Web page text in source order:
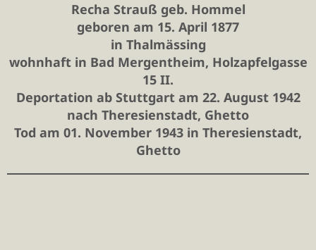
Recha Strauß geb. Hommel
geboren am 15. April 1877
in Thalmässing
wohnhaft in Bad Mergentheim, Holzapfelgasse
15 II.
Deportation ab Stuttgart am 22. August 1942
nach Theresienstadt, Ghetto
Tod am 01. November 1943 in Theresienstadt,
Ghetto